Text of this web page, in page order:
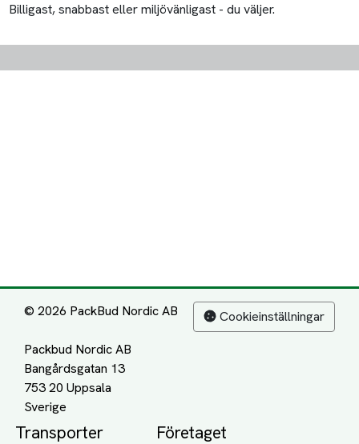
Billigast, snabbast eller miljövänligast - du väljer.
© 2026 PackBud Nordic AB
Packbud Nordic AB
Bangårdsgatan 13
753 20 Uppsala
Cookieinställningar
Transporter Företaget